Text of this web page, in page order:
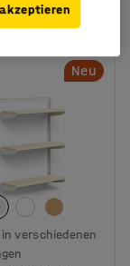
KAUFEN
Neu
verschiedenen